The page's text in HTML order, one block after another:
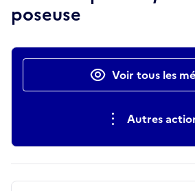
poseuse
Actions rapidesVoir tous les
Autres